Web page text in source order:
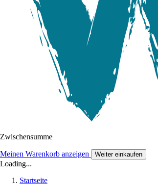
Zwischensumme
Meinen Warenkorb anzeigen Weiter einkaufen
Loading...
Startseite